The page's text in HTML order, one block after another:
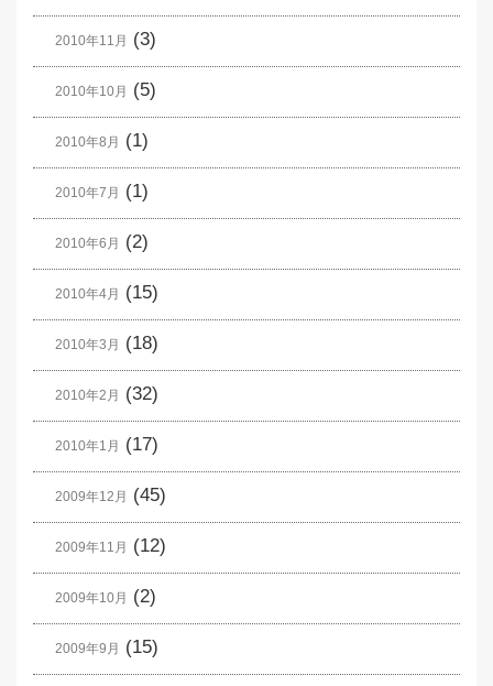
2010年11月 (3)
2010年10月 (5)
2010年8月 (1)
2010年7月 (1)
2010年6月 (2)
2010年4月 (15)
2010年3月 (18)
2010年2月 (32)
2010年1月 (17)
2009年12月 (45)
2009年11月 (12)
2009年10月 (2)
2009年9月 (15)